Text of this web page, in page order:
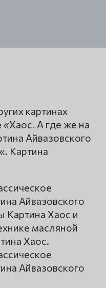
картинах
«Хаос. А где же на
Айвазовского
Картина
Айвазовского
Картина Хаос и
масляной
Хаос.
Айвазовского